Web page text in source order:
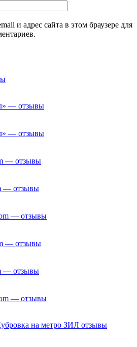
и адрес сайта в этом браузере для
— отзывы
— отзывы
— отзывы
— отзывы
— отзывы
— отзывы
— отзывы
— отзывы
на метро ЗИЛ отзывы